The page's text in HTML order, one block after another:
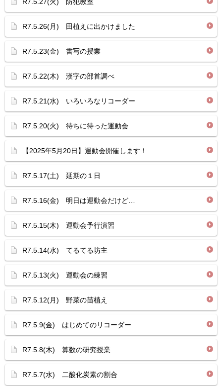
R7.5.26(月) 田植えに出かけました
R7.5.23(金) 書写の授業
R7.5.22(木) 漢字の部首調べ
R7.5.21(水) いろいろなリコーダー
R7.5.20(火) 待ちに待った運動会
【2025年5月20日】運動会開催します！
R7.5.17(土) 延期の１日
R7.5.16(金) 明日は運動会だけど…
R7.5.15(木) 運動会予行演習
R7.5.14(水) てるてる坊主
R7.5.13(火) 運動会の練習
R7.5.12(月) 野菜の苗植え
R7.5.9(金) はじめてのリコーダー
R7.5.8(木) 算数の研究授業
R7.5.7(水) 二酸化炭素の割合